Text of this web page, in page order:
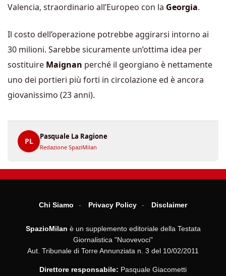
Valencia, straordinario all’Europeo con la Georgia.
Il costo dell’operazione potrebbe aggirarsi intorno ai
30 milioni. Sarebbe sicuramente un’ottima idea per
sostituire Maignan perché il georgiano è nettamente
uno dei portieri più forti in circolazione ed è ancora
giovanissimo (23 anni).
PL
Pasquale La Ragione
Redazione SpaziMilan
Chi Siamo Privacy Policy Disclaimer
SpazioMilan è un supplemento editoriale della Testata
Giornalistica "Nuovevoci"
Aut. Tribunale di Torre Annunziata n. 3 del 10/02/2011
Direttore responsabile: Pasquale Giacometti